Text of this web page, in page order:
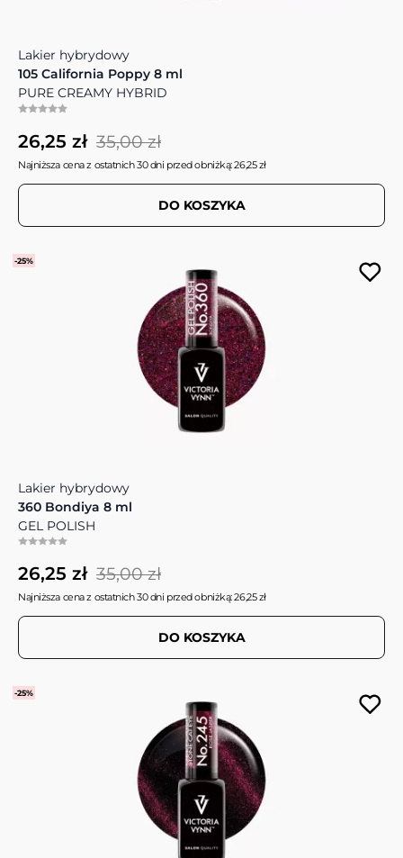
Lakier hybrydowy
105 California Poppy 8 ml
PURE CREAMY HYBRID
26,25 zł 35,00 zł
Najniższa cena z ostatnich 30 dni przed obniżką: 26,25 zł
DO KOSZYKA
-25%
Lakier hybrydowy
360 Bondiya 8 ml
GEL POLISH
26,25 zł 35,00 zł
Najniższa cena z ostatnich 30 dni przed obniżką: 26,25 zł
DO KOSZYKA
-25%